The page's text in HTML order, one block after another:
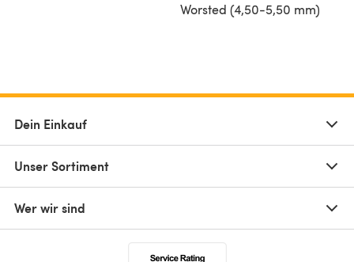
Worsted (4,50-5,50 mm)
Dein Einkauf
Unser Sortiment
Wer wir sind